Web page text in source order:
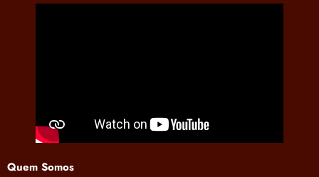
Quem Somos